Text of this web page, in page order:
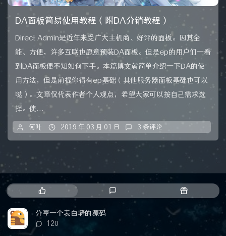
DA面板简易使用教程（附DA分销教程）
Direct Admin是近年来受广大主机商、好评的面板。因其全
能、方便，许多互联也愿意预装DA面板。但是ep的用户们一看
到DA面板便不知如何下手。本篇博文就简单介绍一下DA的使
用方法，但是前提你得有ep基础（其他服务器面板基础也可以
哒）。文章仅代表作者个人观点，希望大家可以按自己需求选
择。使...
何叶 2019 年 03 月 01 日 3 条评论
热
门
文
章
新
论
随
机
文
分享一个表白墙的源码
评
120